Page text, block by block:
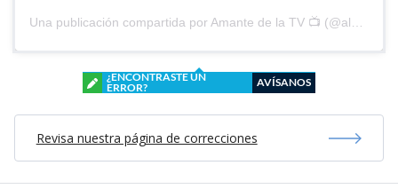
Una publicación compartida por Amante de la TV 📺 (@alguien_te_observa)
¿ENCONTRASTE UN
ERROR?
AVÍSANOS
Revisa nuestra página de correcciones